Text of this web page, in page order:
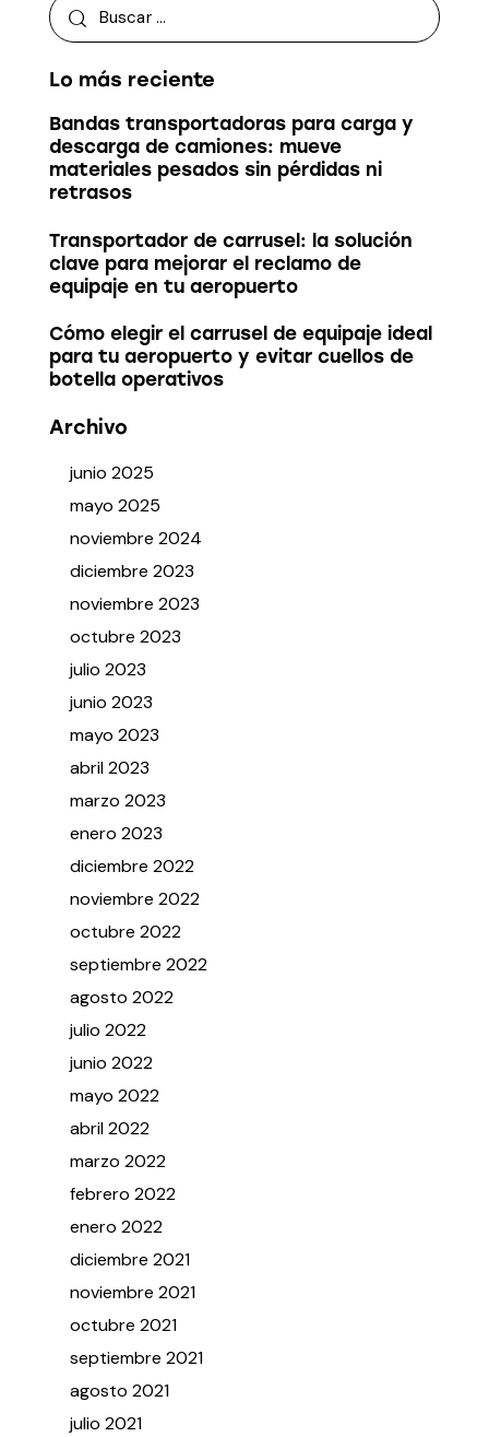
Lo más reciente
Bandas transportadoras para carga y
descarga de camiones: mueve
materiales pesados sin pérdidas ni
retrasos
Transportador de carrusel: la solución
clave para mejorar el reclamo de
equipaje en tu aeropuerto
Cómo elegir el carrusel de equipaje ideal
para tu aeropuerto y evitar cuellos de
botella operativos
Archivo
junio2025
mayo2025
noviembre2024
diciembre2023
noviembre2023
octubre2023
julio2023
junio2023
mayo2023
abril2023
marzo2023
enero2023
diciembre2022
noviembre2022
octubre2022
septiembre2022
agosto2022
julio2022
junio2022
mayo2022
abril2022
marzo2022
febrero2022
enero2022
diciembre2021
noviembre2021
octubre2021
septiembre2021
agosto2021
julio2021